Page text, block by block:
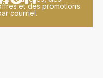
et des promotions
courriel.